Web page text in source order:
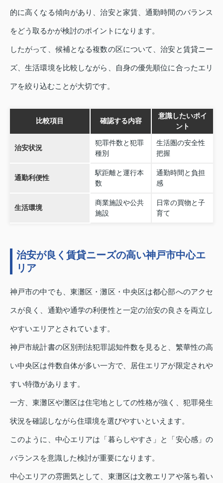
的に高くなる傾向があり、治安と家賃、通勤時間のバランス
をどう取るかが検討のポイントになります。
したがって、候補となる複数の区について、治安と賃貸ニー
ズ、生活環境を比較しながら、自身の優先順位に合ったエリ
アを絞り込むことが大切です。
比較項目 確認する内容
意識したいポイ
ント
治安状況
犯罪件数と犯罪
種別
生活圏の安全性
把握
通勤利便性
駅距離と運行本
数
通勤時間と負担
感
生活環境
商業施設や公共
施設
日常の買物と子
育て
治安が良く賃貸ニーズの高い神戸市中心エ
リア
神戸市の中でも、東灘区・灘区・中央区は都心部へのアクセ
スが良く、通勤や通学の利便性と一定の治安の良さを両立し
やすいエリアとされています。
神戸市統計書の区別刑法犯罪認知件数を見ると、繁華性の高
い中央区は件数自体が多い一方で、居住エリアが限定されや
すい特徴があります。
一方、東灘区や灘区は住宅地としての性格が強く、犯罪発生
状況を確認しながら住環境を選びやすいといえます。
このように、中心エリアは「暮らしやすさ」と「安心感」の
バランスを意識した検討が重要になります。
中心エリアの雰囲気として、東灘区は文教エリアや落ち着い